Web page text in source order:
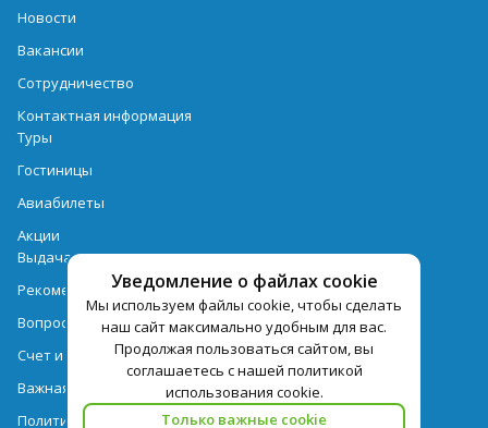
Уведомление о файлах cookie
Мы используем файлы cookie, чтобы сделать
наш сайт максимально удобным для вас.
Продолжая пользоваться сайтом, вы
соглашаетесь с нашей политикой
использования cookie.
Только важные cookie
Новости
Вакансии
Сотрудничество
Контактная информация
Туры
Гостиницы
Авиабилеты
Акции
Выдача документов
Рекомендации
Вопрос-ответ
Счет и оплата
Важная информация по турпродукту
Политика обработки персональных данных